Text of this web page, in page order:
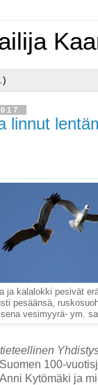
linnut
ja kalalokki pesivät
pesäänsä,
vesimyyrä- ym.
Suomen 100-
Kytömäki ja